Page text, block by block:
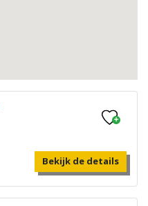
Bekijk de details